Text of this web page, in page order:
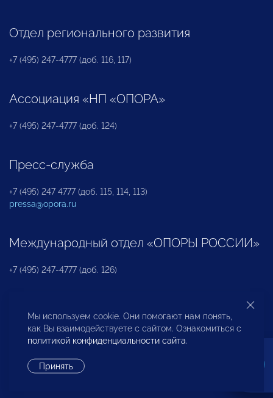
Отдел регионального развития
+7 (495) 247-4777 (доб. 116, 117)
Ассоциация «НП «ОПОРА»
+7 (495) 247-4777 (доб. 124)
Пресс-служба
+7 (495) 247 4777 (доб. 115, 114, 113)
pressa@opora.ru
Международный отдел «ОПОРЫ РОССИИ»
+7 (495) 247-4777 (доб. 126)
Бюро по защите прав предпринимателей и
инвесторов
Мы используем cookie. Они помогают нам понять,
как Вы взаимодействуете с сайтом. Ознакомиться с
политикой конфиденциальности сайта.
Принять